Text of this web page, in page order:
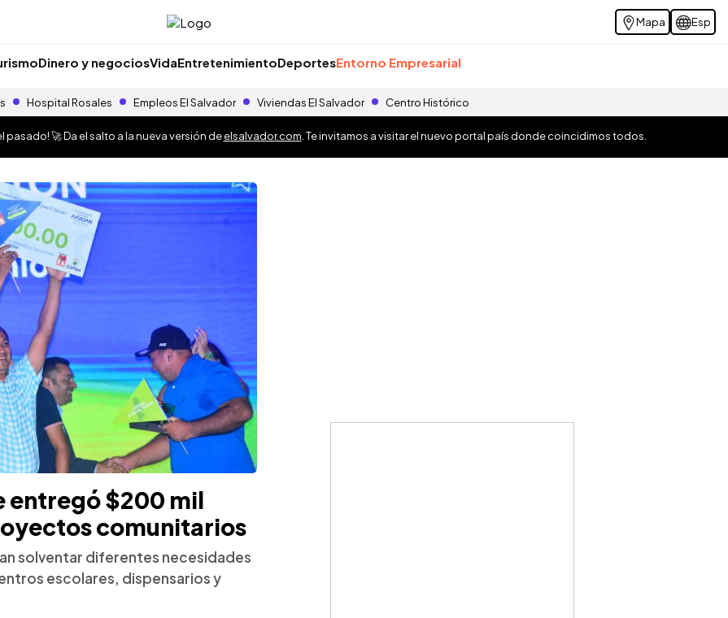
Mapa Esp
Dinero y negociosVidaEntretenimientoDeportesEntorno Empresarial
Hospital Rosales Empleos El Salvador Viviendas El Salvador Centro Histórico
pasado! 🚀 Da el salto a la nueva versión deelsalvador.com . Te invitamos a visitar el nuevo portal país donde coincidimos todos.
entregó $200 mil
comunitarios
solventar diferentes necesidades
escolares, dispensarios y